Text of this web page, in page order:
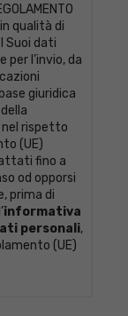
qualità di
Suoi dati
l’invio, da
giuridica
nel rispetto
(UE)
fino a
od opporsi
prima di
informativa
personali,
(UE)